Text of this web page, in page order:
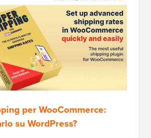
per WooCommerce:
su WordPress?